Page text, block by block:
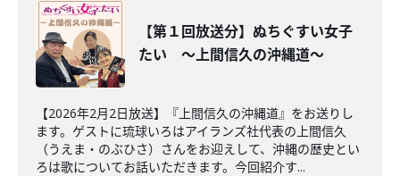
【第１回放送分】ぬちぐすい女子
たい ～上間信久の沖縄道～
【2026年2月2日放送】『上間信久の沖縄道』をお送りし
ます。ゲストに琉球いろはアイランズ社代表の上間信久
（うえま・のぶひさ）さんをお迎えして、沖縄の歴史とい
ろは歌についてお話いただきます。今回紹介す...